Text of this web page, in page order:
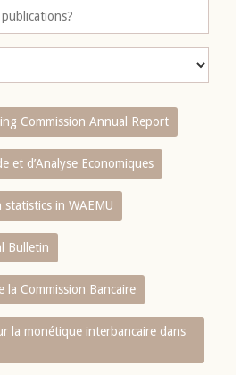
Commission Annual Report
et d’Analyse Economiques
statistics in WAEMU
Bulletin
la Commission Bancaire
la monétique interbancaire dans